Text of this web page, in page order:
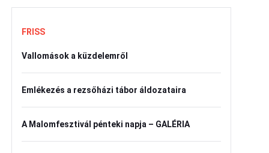
FRISS
Vallomások a küzdelemről
Emlékezés a rezsőházi tábor áldozataira
A Malomfesztivál pénteki napja – GALÉRIA